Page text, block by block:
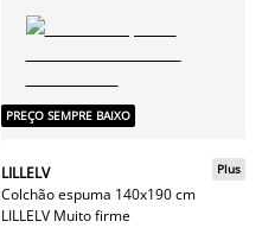
PREÇO SEMPRE BAIXO
LILLELV
Colchão espuma 140x190 cm
LILLELV Muito firme
Plus